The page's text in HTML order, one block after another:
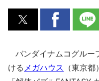
バンダイナムコグルー
ける メガハウス （東京